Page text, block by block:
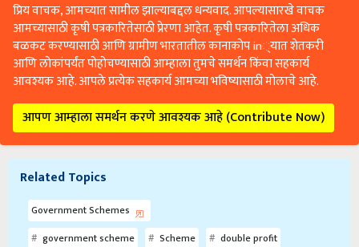
प्रिय वाचक, आमच्यात सामील झाल्याबद्दल धन्यवाद. आपल्यासारखे वाचक
आमच्यासाठी कृषी पत्रकारितेसाठी प्रेरणा आहेत. कृषी पत्रकारितेला अधिक
बळकट करण्यासाठी आणि ग्रामीण भारतातील कानाकोप in्यात शेतकरी
आणि लोकांपर्यंत पोहोचण्यासाठी आम्हाला तुमचे समर्थन किंवा सहकार्य
आवश्यक आहे. आपले प्रत्येक सहकार्य आमच्या भविष्यासाठी मोलाचे आहे.
आपण आम्हाला समर्थन करणे आवश्यक आहे (Contribute Now)
Related Topics
Government Schemes
government scheme
Scheme double profit